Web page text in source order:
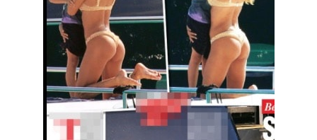
Persone Scomparse Programmi TV
Reality e Talent
Soap Opera